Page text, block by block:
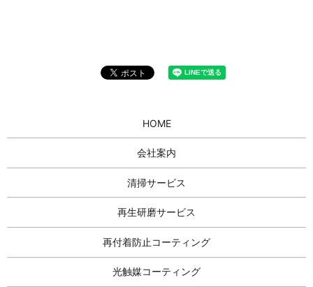
HOME
会社案内
清掃サービス
再生研磨サービス
再付着防止コーティング
光触媒コーティング